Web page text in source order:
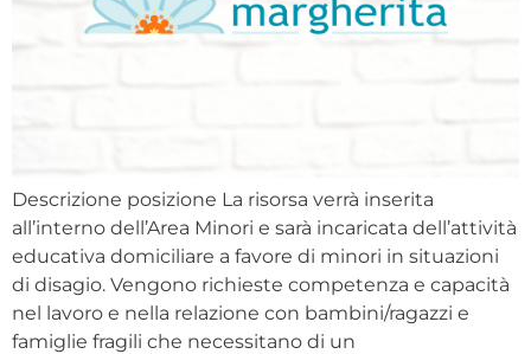
Descrizione posizione La risorsa verrà inserita
all’interno dell’Area Minori e sarà incaricata dell’attività
educativa domiciliare a favore di minori in situazioni
di disagio. Vengono richieste competenza e capacità
nel lavoro e nella relazione con bambini/ragazzi e
famiglie fragili che necessitano di un